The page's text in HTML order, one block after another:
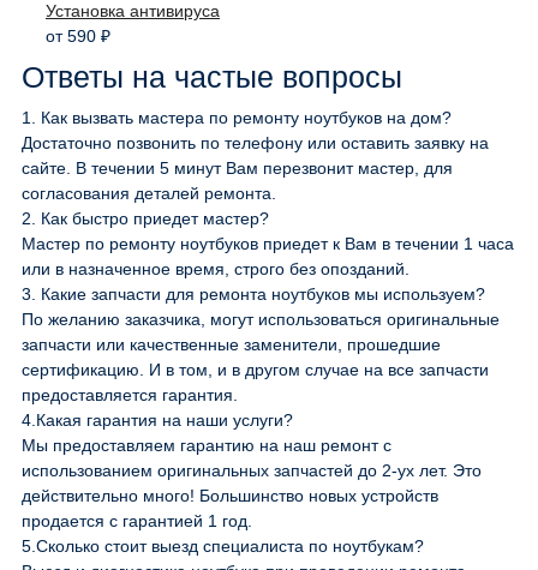
Установка антивируса
от 590 ₽
Ответы на частые вопросы
1.
Как вызвать мастера по ремонту ноутбуков на дом?
Достаточно позвонить по телефону или оставить заявку на
сайте. В течении 5 минут Вам перезвонит мастер, для
согласования деталей ремонта.
2.
Как быстро приедет мастер?
Мастер по ремонту ноутбуков приедет к Вам в течении 1 часа
или в назначенное время, строго без опозданий.
3.
Какие запчасти для ремонта ноутбуков мы используем?
По желанию заказчика, могут использоваться оригинальные
запчасти или качественные заменители, прошедшие
сертификацию. И в том, и в другом случае на все запчасти
предоставляется гарантия.
4. Какая гарантия на наши услуги?
Мы предоставляем гарантию на наш ремонт с
использованием оригинальных запчастей до 2-ух лет. Это
действительно много! Большинство новых устройств
продается с гарантией 1 год.
5. Сколько стоит выезд специалиста по ноутбукам?